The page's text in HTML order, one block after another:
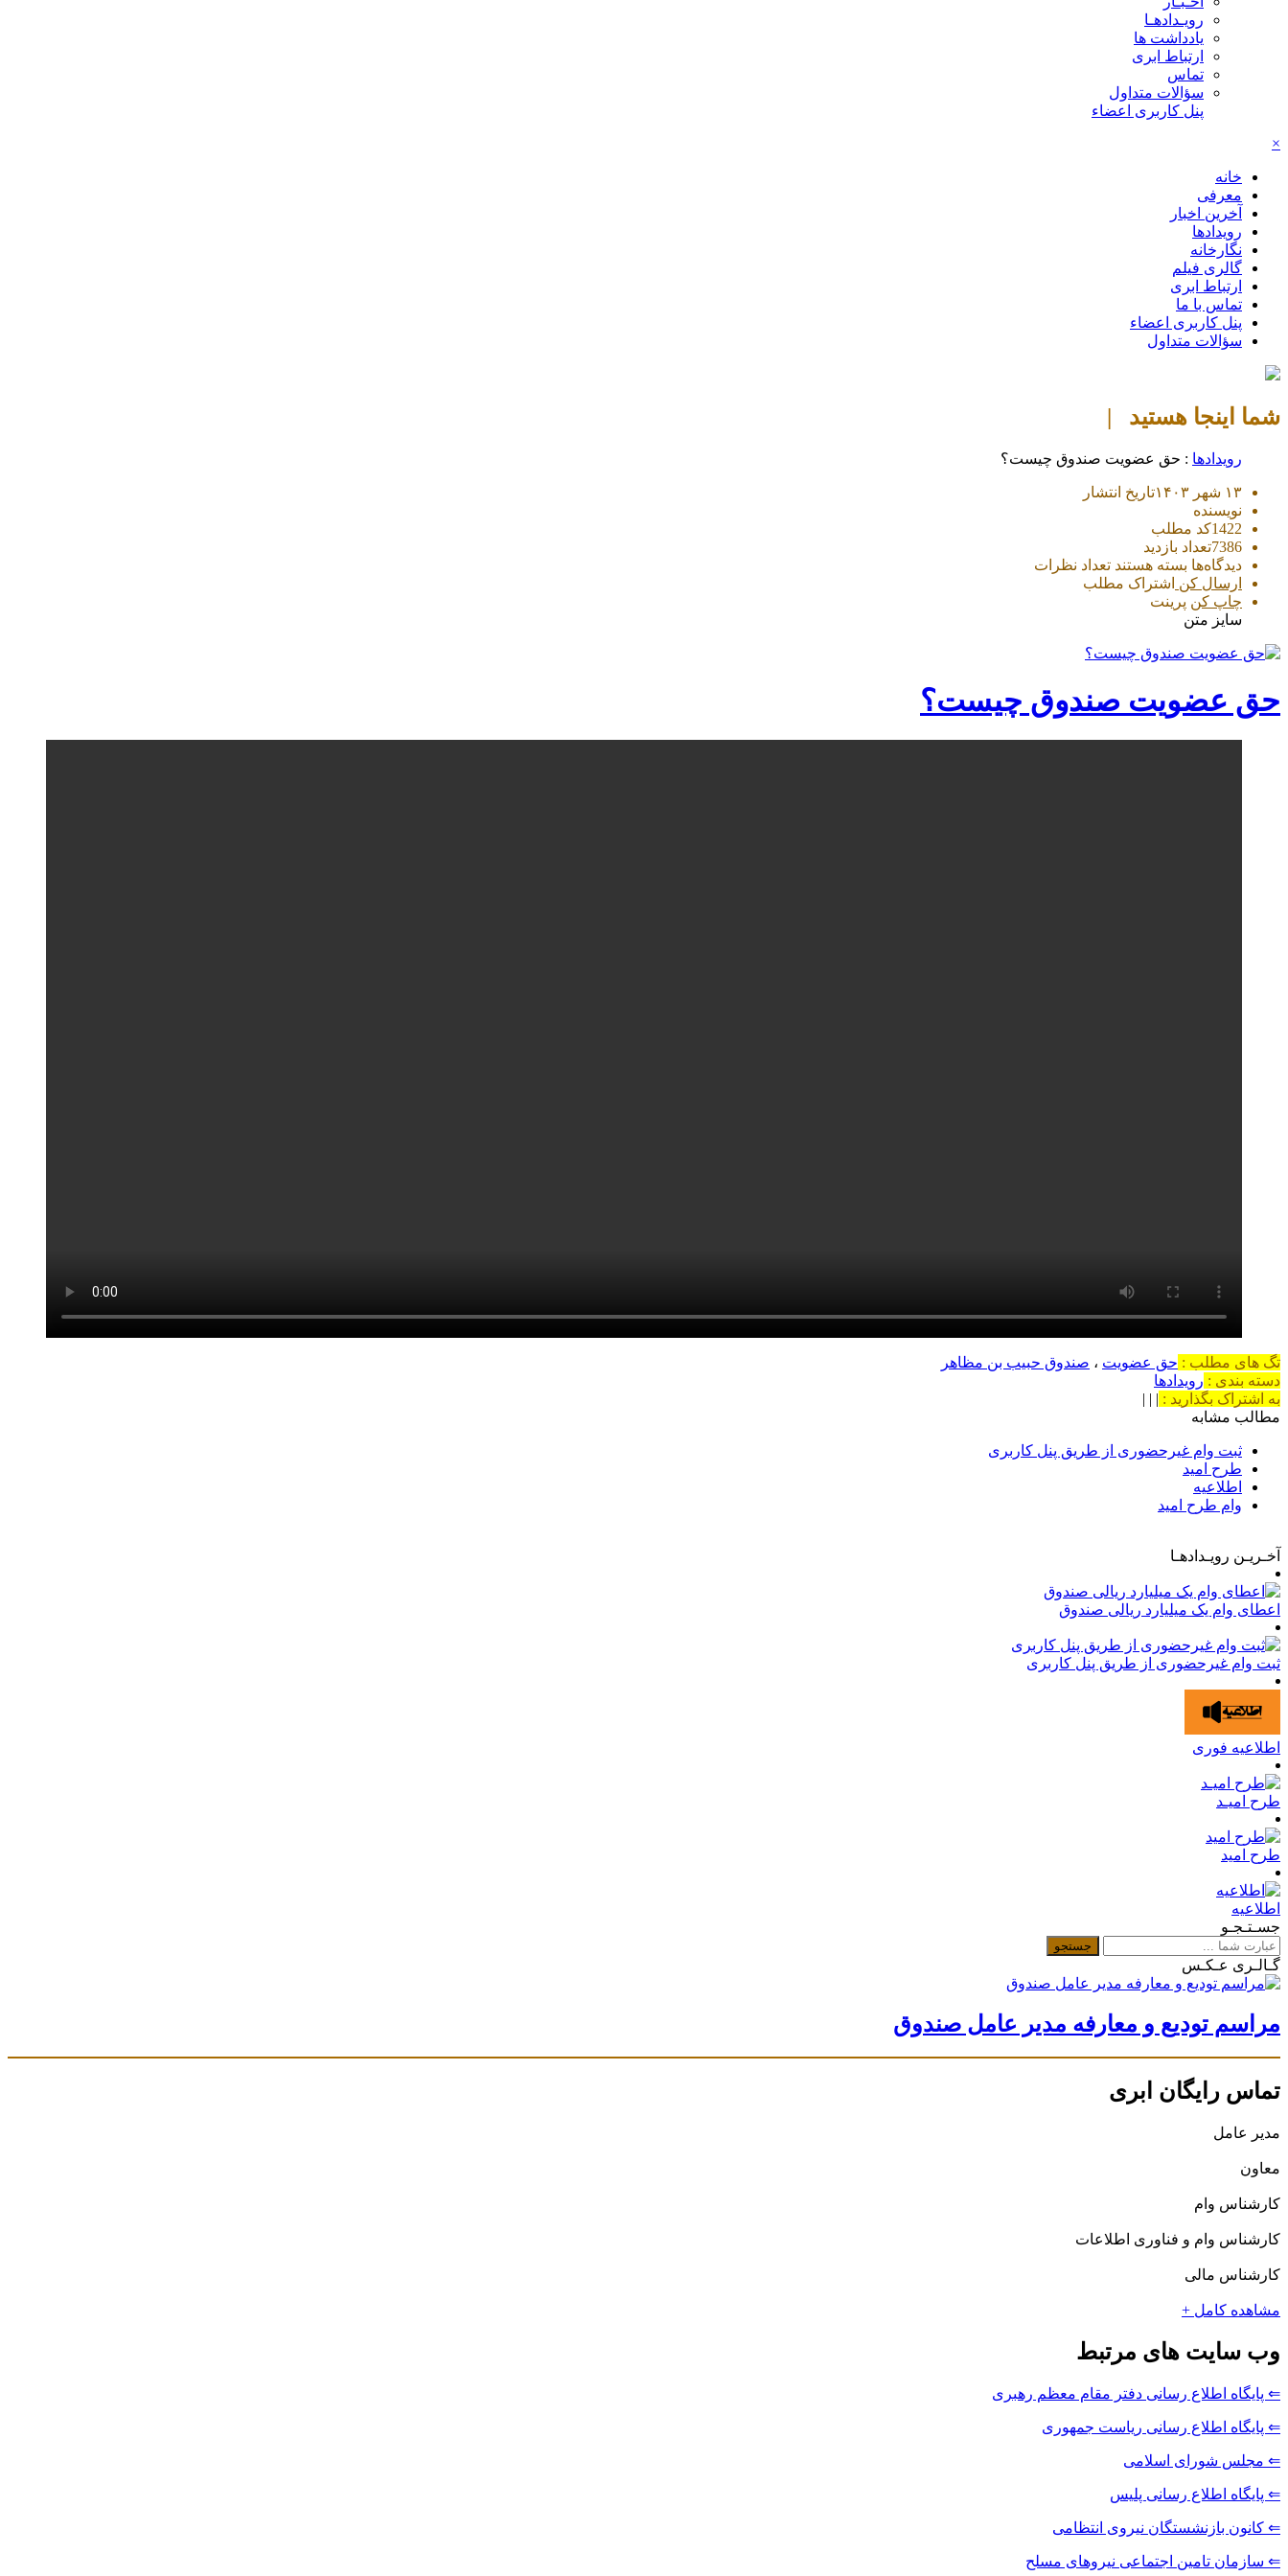
رویـدادهـا
یادداشت ها
ارتباط ابری
تماس
سؤالات متداول
پنل کاربری اعضاء
×
خانه
معرفی
آخرین اخبار
رویدادها
نگارخانه
گالری فیلم
ارتباط ابری
تماس با ما
پنل کاربری اعضاء
سؤالات متداول
شما اینجا هستید |
رویدادها : حق عضویت صندوق چیست؟
۱۳ شهر ۱۴۰۳
تاریخ انتشار
نویسنده
1422کد مطلب
7386تعداد بازدید
دیدگاه‌ها برای
حق
عضویت
صندوق
بسته هستند تعداد نظرات
ارسال کن اشتراک مطلب
چاپ کن پرینت
سایز متن
حق عضویت صندوق چیست؟
تگ های مطلب : حق عضویت ، صندوق حبیب بن مظاهر
دسته بندی : رویدادها
به اشتراک بگذارید : |
|
|
مطالب مشابه
ثبت وام غیرحضوری از طریق پنل کاربری
طرح امید
اطلاعیه
وام طرح امید
آخـریـن رویـدادهـا
اعطای وام یک میلیارد ریالی صندوق
ثبت وام غیرحضوری از طریق پنل کاربری
اطلاعیه فوری
طرح امیـد
طرح امید
اطلاعیه
جسـتـجـو
گـالـری عـکـس
مراسم تودیع و معارفه مدیر عامل صندوق
تماس رایگان ابری
مدیر عامل
معاون
کارشناس وام
کارشناس وام و فناوری اطلاعات
کارشناس مالی
مشاهده کامل +
وب سایت های مرتبط
⇐ پایگاه اطلاع رسانی دفتر مقام معظم رهبری
⇐ پایگاه اطلاع رسانی ریاست جمهوری
⇐ مجلس شورای اسلامی
⇐ پایگاه اطلاع رسانی پلیس
⇐ کانون بازنشستگان نیروی انتظامی
⇐ سازمان تامین اجتماعی نیروهای مسلح